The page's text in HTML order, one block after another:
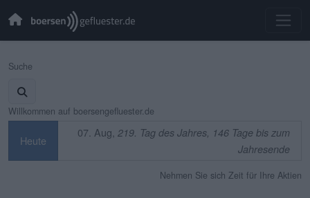
Suche
Willkommen auf boersengefluester.de
Heute
07. Aug, 219. Tag des Jahres, 146 Tage bis zum
Jahresende
Nehmen Sie sich Zeit für Ihre Aktien